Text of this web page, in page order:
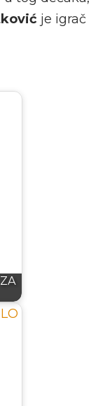
je igrač